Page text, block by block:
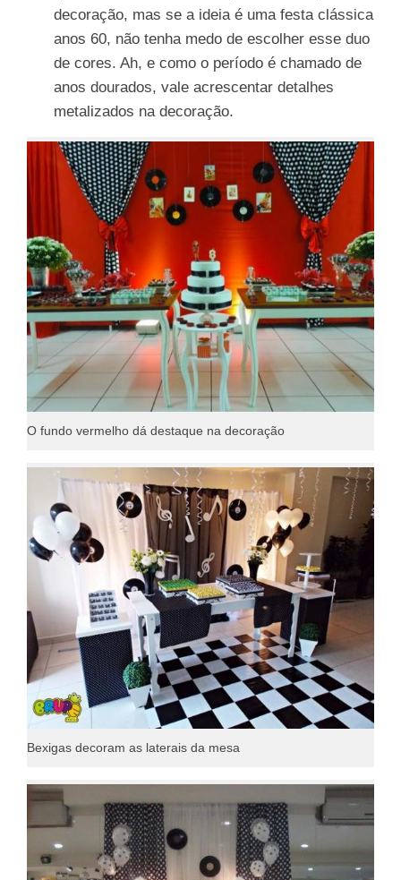
decoração, mas se a ideia é uma festa clássica
anos 60, não tenha medo de escolher esse duo
de cores. Ah, e como o período é chamado de
anos dourados, vale acrescentar detalhes
metalizados na decoração.
O fundo vermelho dá destaque na decoração
Bexigas decoram as laterais da mesa